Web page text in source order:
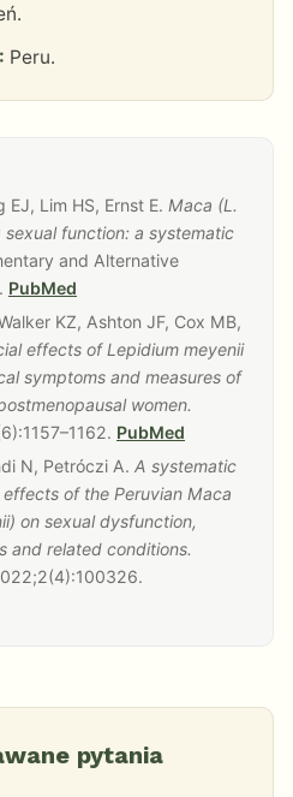
Peru.
EJ, Lim HS, Ernst E. Maca (L.
function: a systematic
and Alternative
PubMed
KZ, Ashton JF, Cox MB,
effects of Lepidium meyenii
symptoms and measures of
women.
PubMed
N, Petróczi A. A systematic
of the Peruvian Maca
on sexual dysfunction,
and related conditions.
pytania